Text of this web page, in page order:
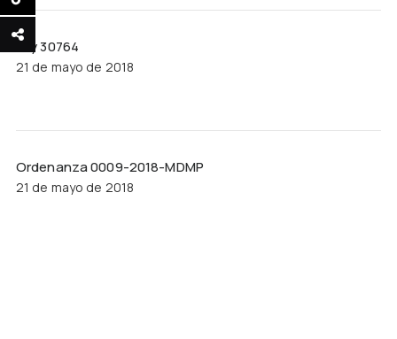
Ley 30764
21 de mayo de 2018
Ordenanza 0009-2018-MDMP
21 de mayo de 2018